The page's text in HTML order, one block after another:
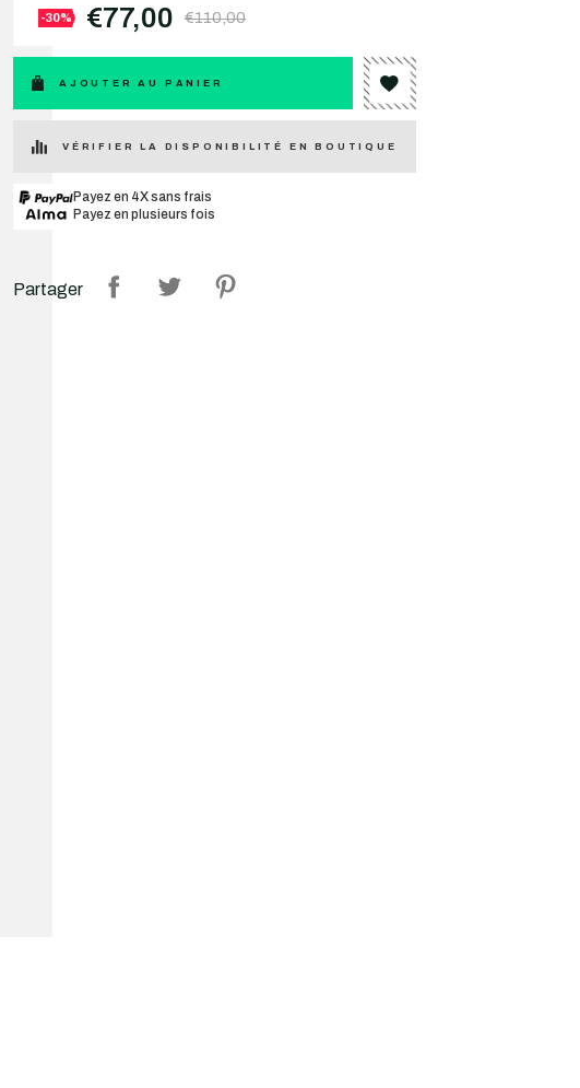
-30% €77,00 €110,00
AJOUTER AU PANIER
VÉRIFIER LA DISPONIBILITÉ EN BOUTIQUE
Payez en 4X sans frais
Payez en plusieurs fois
Partager